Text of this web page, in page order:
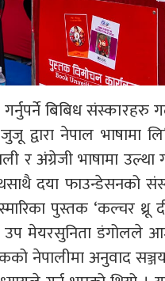
बिबिध संस्कारहरु
नेपाल भाषामा
र अंग्रेजी भाषामा उल्था
दया फाउन्डेसनको
स्मारिका पुस्तक ‘कल्चर
उप मेयरसुनिता डंगोलले
नेपालीमा अनुवाद सञ्जय